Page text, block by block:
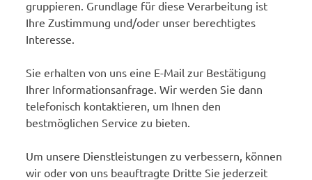
gruppieren. Grundlage für diese Verarbeitung ist
Ihre Zustimmung und/oder unser berechtigtes
Interesse.
Sie erhalten von uns eine E-Mail zur Bestätigung
Ihrer Informationsanfrage. Wir werden Sie dann
telefonisch kontaktieren, um Ihnen den
bestmöglichen Service zu bieten.
Um unsere Dienstleistungen zu verbessern, können
wir oder von uns beauftragte Dritte Sie jederzeit